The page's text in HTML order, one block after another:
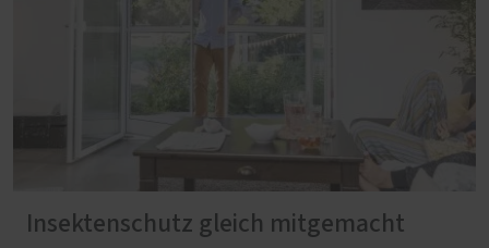
Insektenschutz gleich mitgemacht